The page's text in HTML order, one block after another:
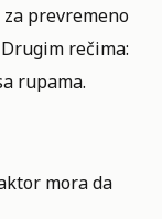
prevremeno
rečima:
rupama.
mora da